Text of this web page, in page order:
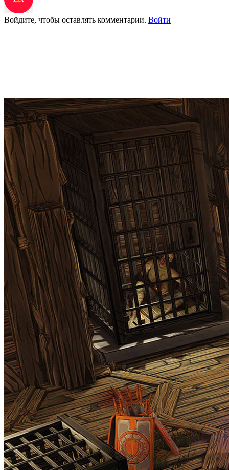
Войдите, чтобы оставлять комментарии. Войти